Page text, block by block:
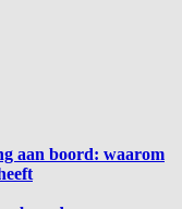
aan boord: waarom